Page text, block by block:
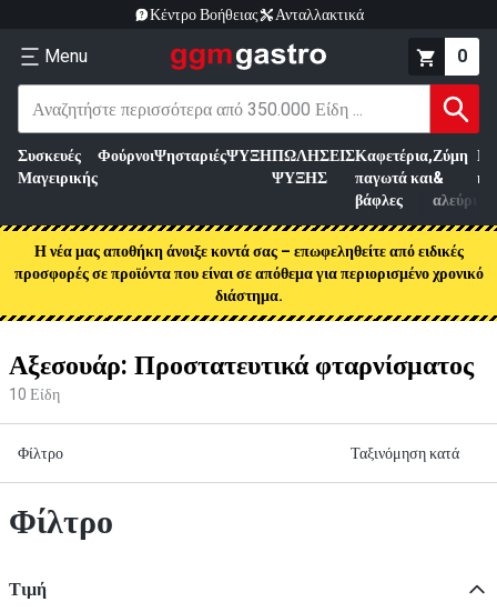
Κέντρο Βοήθειας Ανταλλακτικά
Menu 0
Συσκευές
Μαγειρικής
ΦούρνοιΨησταριέςΨΥΞΗΠΩΛΗΣΕΙΣ
ΨΥΞΗΣ
Καφετέρια,
παγωτά και
βάφλες
Ζύμη
&
αλεύρι
Η νέα μας αποθήκη άνοιξε κοντά σας – επωφεληθείτε από ειδικές
προσφορές σε προϊόντα που είναι σε απόθεμα για περιορισμένο χρονικό
διάστημα.
Αξεσουάρ: Προστατευτικά φταρνίσματος
10 Είδη
Φίλτρο Ταξινόμηση κατά
Φίλτρο
Τιμή